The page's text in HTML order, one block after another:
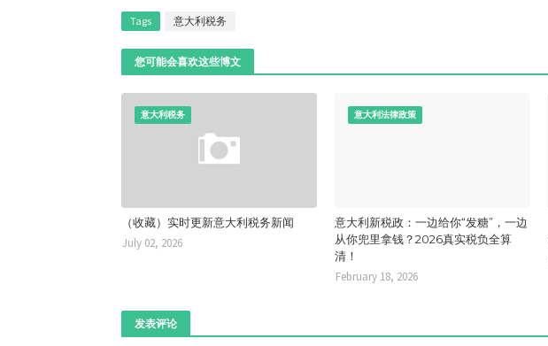
Tags 意大利税务
您可能会喜欢这些博文
意大利税务
（收藏）实时更新意大利税务新闻
July 02, 2026
意大利法律政策
意大利新税政：一边给你“发糖”，一边
从你兜里拿钱？2026真实税负全算
清！
February 18, 2026
发表评论